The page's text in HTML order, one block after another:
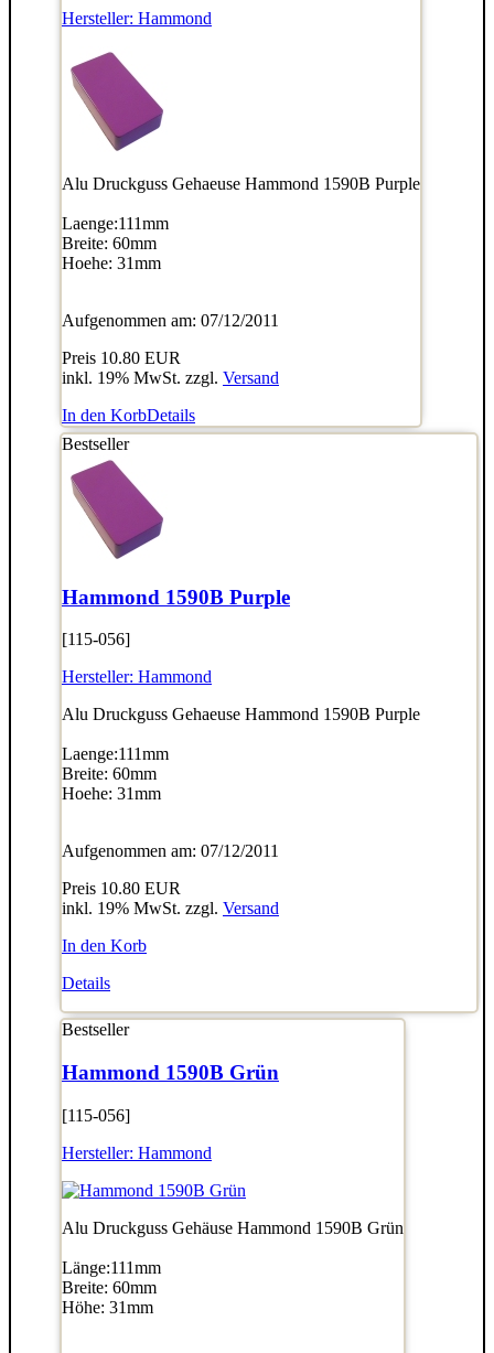
Hersteller: Hammond
Alu Druckguss Gehaeuse Hammond 1590B Purple
Laenge:111mm
Breite: 60mm
Hoehe: 31mm
Aufgenommen am: 07/12/2011
Preis 10.80 EUR
inkl. 19% MwSt. zzgl. Versand
In den KorbDetails
Bestseller
Hammond 1590B Purple
[115-056]
Hersteller: Hammond
Alu Druckguss Gehaeuse Hammond 1590B Purple
Laenge:111mm
Breite: 60mm
Hoehe: 31mm
Aufgenommen am: 07/12/2011
Preis 10.80 EUR
inkl. 19% MwSt. zzgl. Versand
In den Korb
Details
Bestseller
Hammond 1590B Grün
[115-056]
Hersteller: Hammond
Alu Druckguss Gehäuse Hammond 1590B Grün
Länge:111mm
Breite: 60mm
Höhe: 31mm